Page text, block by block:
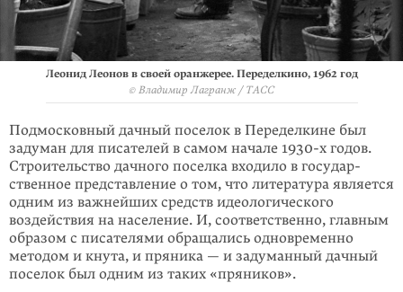
Леонид Леонов в своей оранжерее. Переделкино, 1962 год
© Владимир Лагранж / ТАСС
Подмосковный дачный поселок в Переделкине был
задуман для писателей в самом начале 1930-х годов.
Строительство дачного поселка входило в госу­дар­
ственное представление о том, что литература является
одним из важней­ших средств идеологического
воздействия на население. И, соот­ветственно, главным
образом с писателями обращались одновременно
методом и кнута, и пряника — и задуманный дачный
поселок был одним из таких «пряников».